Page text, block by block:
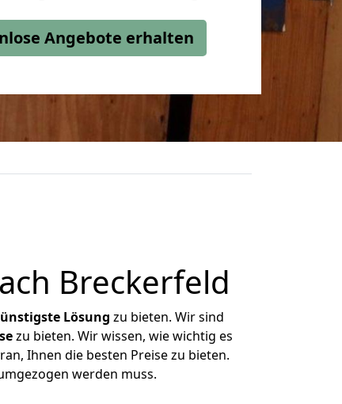
Angebote erhalten
Breckerfeld
Lösung zu bieten. Wir sind
zu bieten. Wir wissen, wie wichtig es
Ihnen die besten Preise zu bieten.
werden muss.